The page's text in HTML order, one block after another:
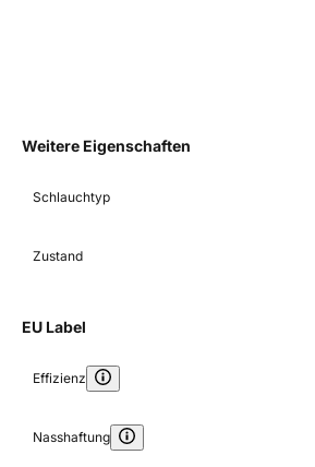
Weitere Eigenschaften
Schlauchtyp
Zustand
EU Label
Effizienz
Nasshaftung